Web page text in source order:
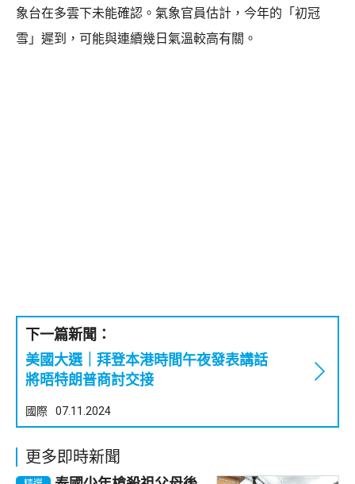
象台在多雲下未能確認。氣象官員估計，今年的「初冠
雪」遲到，可能與連續幾日氣溫較高有關。
下一篇新聞：
美國大選｜拜登本港時間午夜發表講話
將晤特朗普商討交接
國際 07.11.2024
更多即時新聞